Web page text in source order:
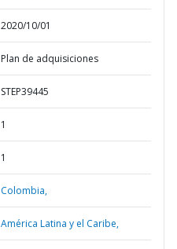
2020/10/01
Plan de adquisiciones
STEP39445
1
1
Colombia,
América Latina y el Caribe,